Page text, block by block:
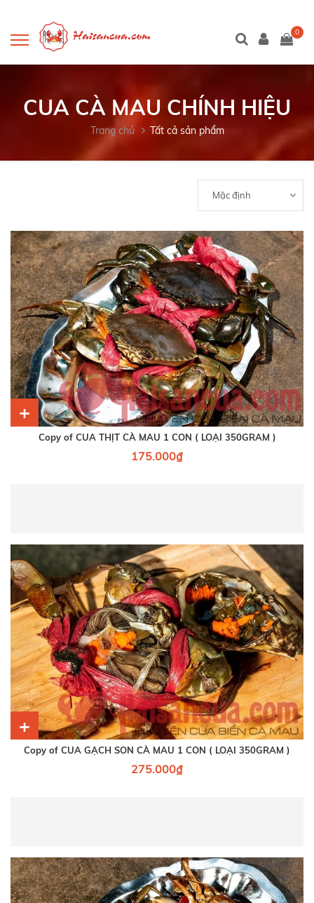
0
CUA CÀ MAU CHÍNH HIỆU
Trang chủ Tất cả sản phẩm
+
Copy of CUA THỊT CÀ MAU 1 CON ( LOẠI 350GRAM )
175.000₫
+
Copy of CUA GẠCH SON CÀ MAU 1 CON ( LOẠI 350GRAM )
275.000₫